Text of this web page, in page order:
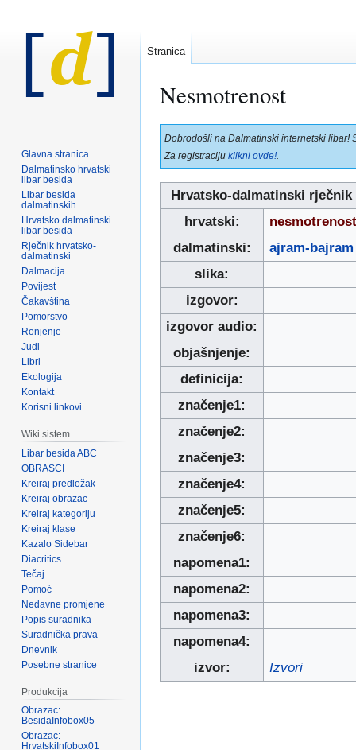
Nesmotrenost
Prijeđi
na
navigaciju
Prijeđi
na
pretraživanje
Dobrodošli na Dalmatinski internetski libar!
Za registraciju klikni ovde!
Hrvatsko-dalmatinski rječnik
hrvatski:
nesmotrenost
dalmatinski:
ajram-bajram
slika:
izgovor:
izgovor audio:
objašnjenje:
definicija:
značenje1:
značenje2:
značenje3:
značenje4:
značenje5:
značenje6:
napomena1:
napomena2:
napomena3:
napomena4:
izvor:
Izvori
Stranica
Glavna stranica
Dalmatinsko hrvatski
libar besida
Libar besida
dalmatinskih
Hrvatsko dalmatinski
libar besida
Rječnik hrvatsko-
dalmatinski
Dalmacija
Povijest
Čakavština
Pomorstvo
Ronjenje
Judi
Libri
Ekologija
Kontakt
Korisni linkovi
Wiki sistem
Libar besida ABC
OBRASCI
Kreiraj predložak
Kreiraj obrazac
Kreiraj kategoriju
Kreiraj klase
Kazalo Sidebar
Diacritics
Tečaj
Pomoć
Nedavne promjene
Popis suradnika
Suradnička prava
Dnevnik
Posebne stranice
Produkcija
Obrazac:
BesidaInfobox05
Obrazac:
HrvatskiInfobox01